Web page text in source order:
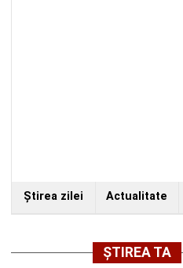
Ştirea zilei Actualitate
ȘTIREA TA